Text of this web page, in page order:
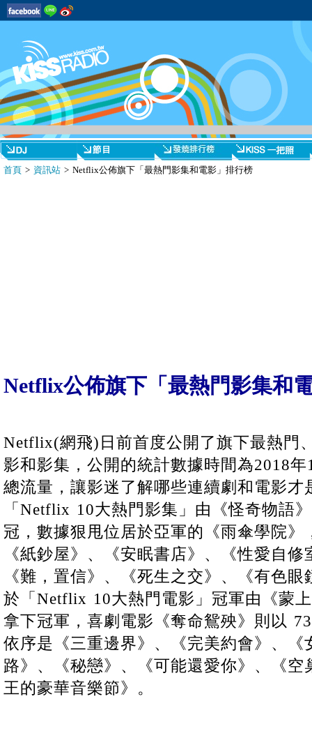
首頁 > 資訊站 > Netflix公佈旗下「最熱門影集和電影」排行榜
Netflix公佈旗下「最熱門影集和
Netflix(網飛)日前首度公開了旗下最熱門
影和影集，公開的統計數據時間為2018
總流量，讓影迷了解哪些連續劇和電影
「Netflix 10大熱門影集」由《怪奇物語
冠，數據狠甩位居於亞軍的《雨傘學院
《紙鈔屋》、《安眠書店》、《性愛自
《難，置信》、《死生之交》、《有色
於「Netflix 10大熱門電影」冠軍由《蒙
拿下冠軍，喜劇電影《奪命鴛殃》則以
依序是《三重邊界》、《完美約會》、《
路》、《秘戀》、《可能還愛你》、《空
王的豪華音樂節》。